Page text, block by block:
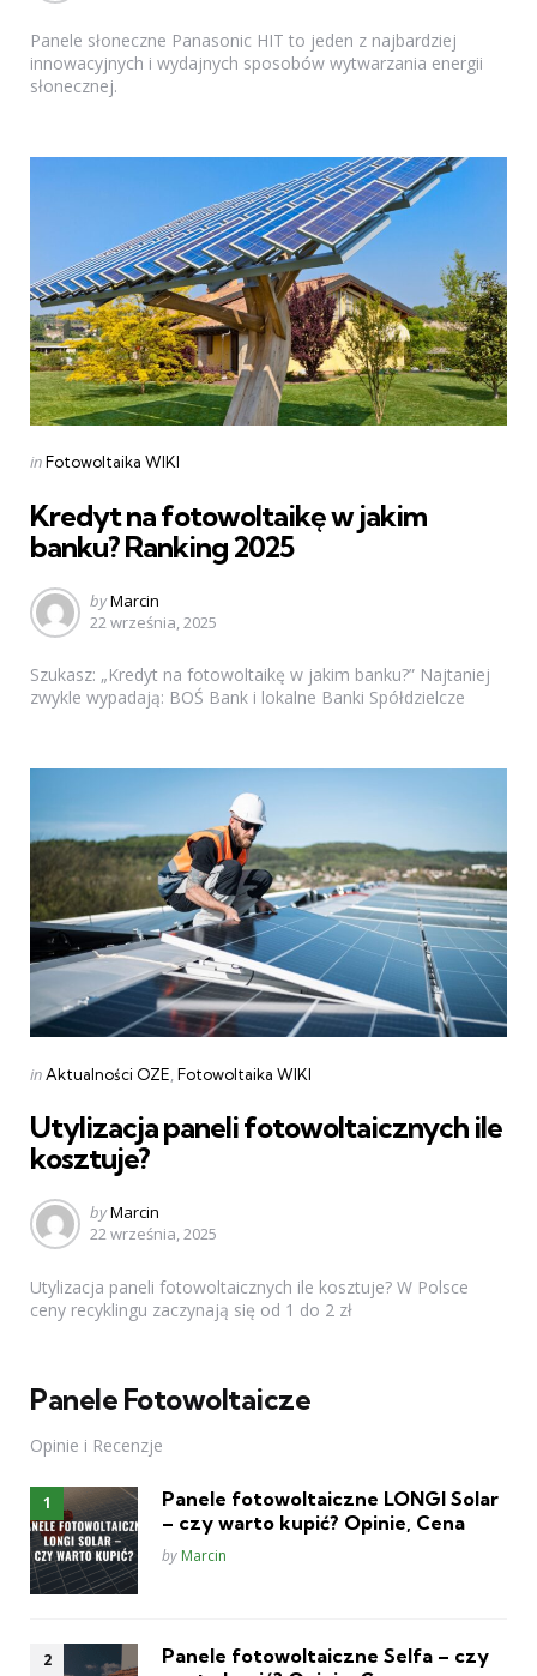
Panele słoneczne Panasonic HIT to jeden z najbardziej
innowacyjnych i wydajnych sposobów wytwarzania energii
słonecznej.
Categories
Posted
inFotowoltaika WIKI
Kredyt na fotowoltaikę w jakim
banku? Ranking 2025
Posted
by
byMarcin
22 września, 2025
Szukasz: „Kredyt na fotowoltaikę w jakim banku?” Najtaniej
zwykle wypadają: BOŚ Bank i lokalne Banki Spółdzielcze
Categories
Posted
inAktualności OZE Fotowoltaika WIKI
Utylizacja paneli fotowoltaicznych ile
kosztuje?
Posted
by
byMarcin
22 września, 2025
Utylizacja paneli fotowoltaicznych ile kosztuje? W Polsce
ceny recyklingu zaczynają się od 1 do 2 zł
Panele Fotowoltaicze
Opinie i Recenzje
Panele fotowoltaiczne LONGI Solar
– czy warto kupić? Opinie, Cena
Posted
by Marcin
Panele fotowoltaiczne Selfa – czy